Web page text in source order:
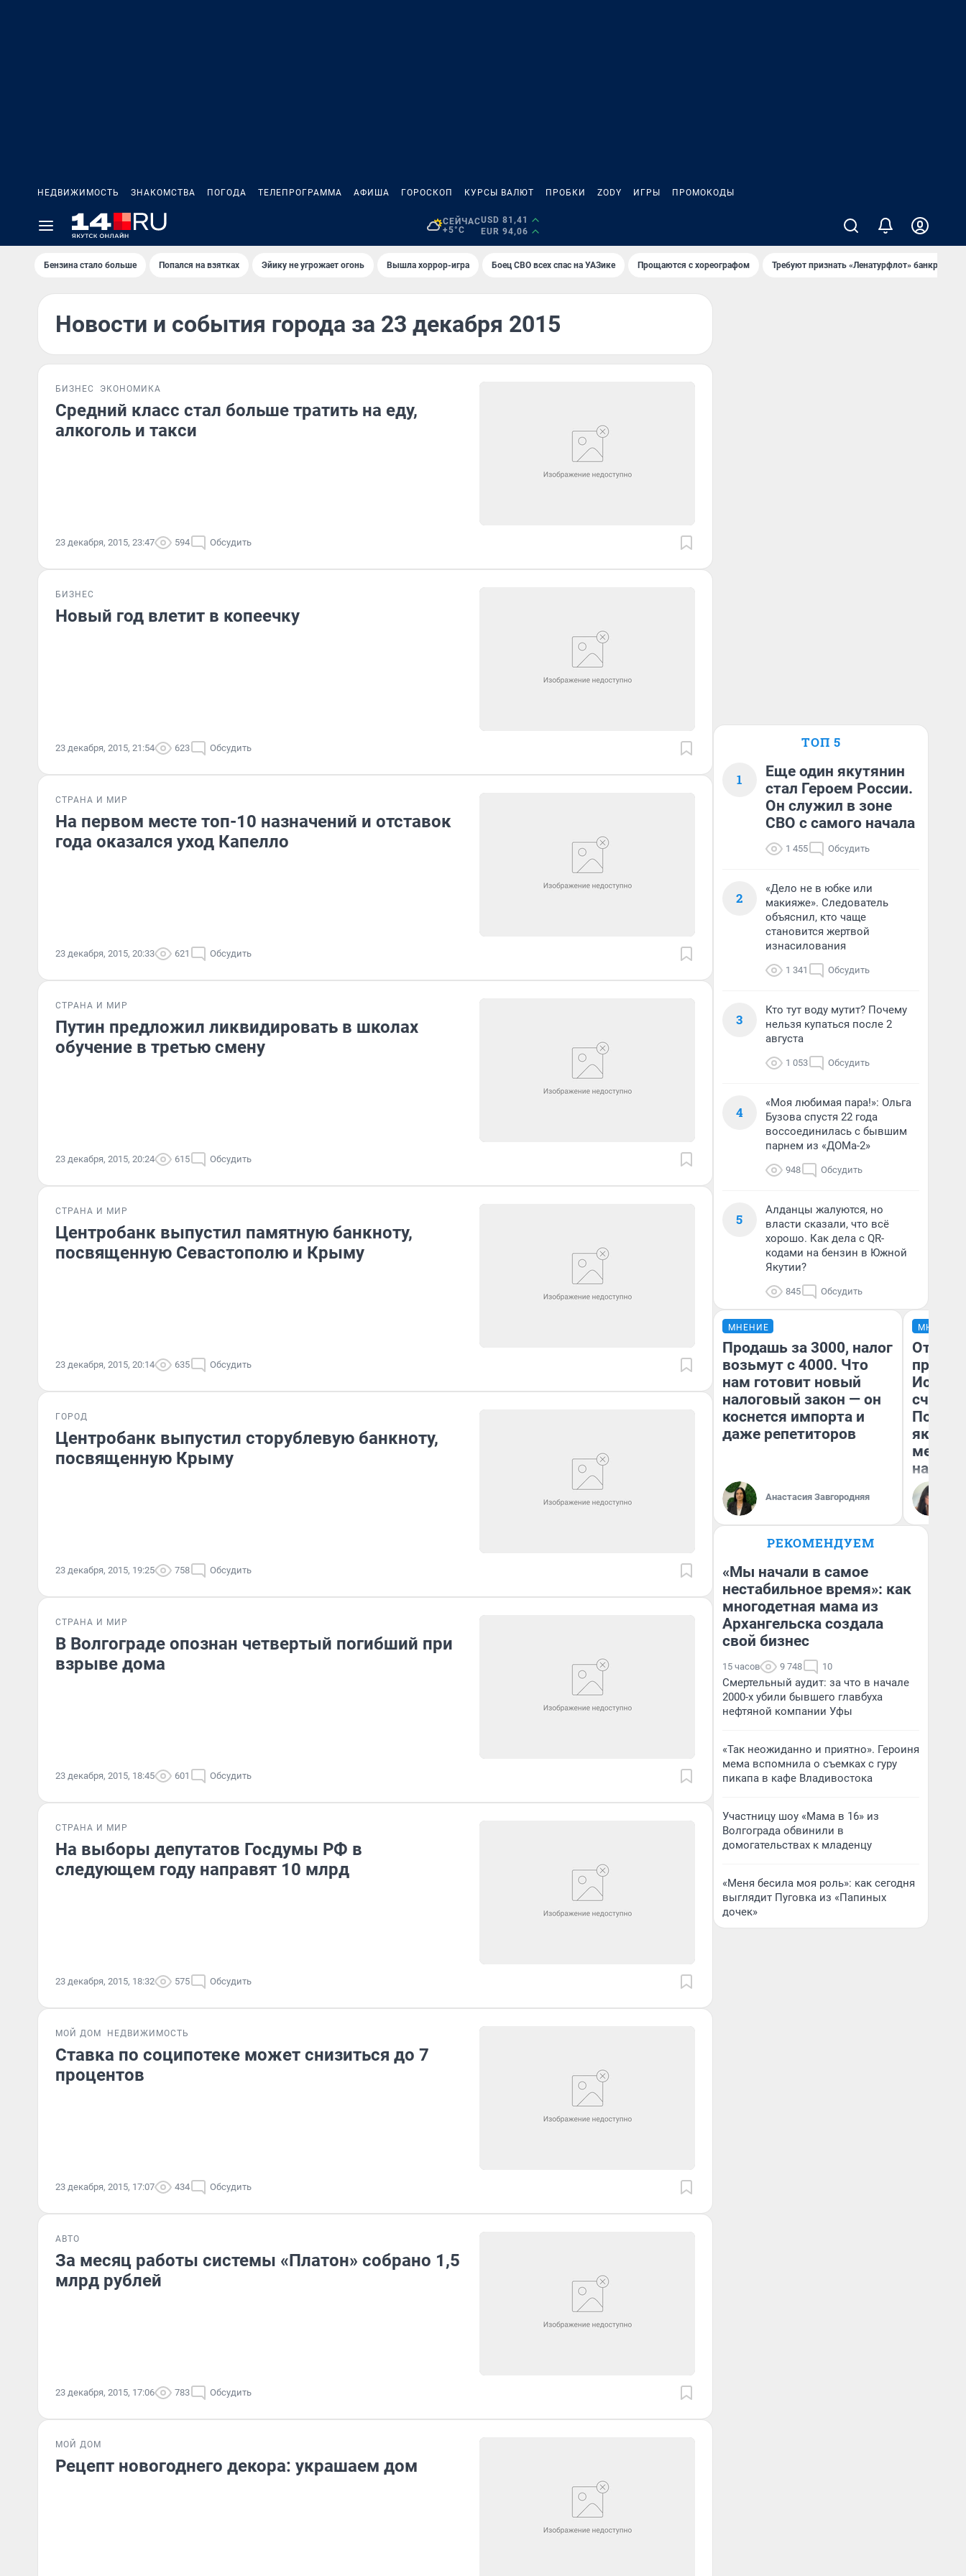
НЕДВИЖИМОСТЬ ЗНАКОМСТВА ПОГОДА ТЕЛЕПРОГРАММА АФИША ГОРОСКОП КУРСЫ ВАЛЮТ ПРОБКИ ZODY ИГРЫ ПРОМОКОДЫ
СЕЙЧАС
+5°C
USD 81,41
EUR 94,06
Бензина стало больше Попался на взятках Эйику не угрожает огонь Вышла хоррор-игра Боец СВО всех спас на УАЗике Прощаются с хореографом Требуют признать «Ленатурфлот» банкротом
Новости и события города за 23 декабря 2015
БИЗНЕС ЭКОНОМИКА
Средний класс стал больше тратить на еду,
алкоголь и такси
23 декабря, 2015, 23:47 594 Обсудить
БИЗНЕС
Новый год влетит в копеечку
23 декабря, 2015, 21:54 623 Обсудить
СТРАНА И МИР
На первом месте топ-10 назначений и отставок
года оказался уход Капелло
23 декабря, 2015, 20:33 621 Обсудить
СТРАНА И МИР
Путин предложил ликвидировать в школах
обучение в третью смену
23 декабря, 2015, 20:24 615 Обсудить
СТРАНА И МИР
Центробанк выпустил памятную банкноту,
посвященную Севастополю и Крыму
23 декабря, 2015, 20:14 635 Обсудить
ГОРОД
Центробанк выпустил сторублевую банкноту,
посвященную Крыму
23 декабря, 2015, 19:25 758 Обсудить
СТРАНА И МИР
В Волгограде опознан четвертый погибший при
взрыве дома
23 декабря, 2015, 18:45 601 Обсудить
СТРАНА И МИР
На выборы депутатов Госдумы РФ в
следующем году направят 10 млрд
23 декабря, 2015, 18:32 575 Обсудить
МОЙ ДОМ НЕДВИЖИМОСТЬ
Ставка по соципотеке может снизиться до 7
процентов
23 декабря, 2015, 17:07 434 Обсудить
АВТО
За месяц работы системы «Платон» собрано 1,5
млрд рублей
23 декабря, 2015, 17:06 783 Обсудить
МОЙ ДОМ
Рецепт новогоднего декора: украшаем дом
ТОП 5
1
Еще один якутянин
стал Героем России.
Он служил в зоне
СВО с самого начала
1 455 Обсудить
2
«Дело не в юбке или
макияже». Следователь
объяснил, кто чаще
становится жертвой
изнасилования
1 341 Обсудить
3
Кто тут воду мутит? Почему
нельзя купаться после 2
августа
1 053 Обсудить
4
«Моя любимая пара!»: Ольга
Бузова спустя 22 года
воссоединилась с бывшим
парнем из «ДОМа-2»
948 Обсудить
5
Алданцы жалуются, но
власти сказали, что всё
хорошо. Как дела с QR-
кодами на бензин в Южной
Якутии?
845 Обсудить
МНЕНИЕ
Продашь за 3000, налог
возьмут с 4000. Что
нам готовит новый
налоговый закон — он
коснется импорта и
даже репетиторов
Анастасия Завгородняя
МНЕНИЕ
метр
РЕКОМЕНДУЕМ
«Мы начали в самое
нестабильное время»: как
многодетная мама из
Архангельска создала
свой бизнес
15 часов 9 748 10
Смертельный аудит: за что в начале
2000-х убили бывшего главбуха
нефтяной компании Уфы
«Так неожиданно и приятно». Героиня
мема вспомнила о съемках с гуру
пикапа в кафе Владивостока
Участницу шоу «Мама в 16» из
Волгограда обвинили в
домогательствах к младенцу
«Меня бесила моя роль»: как сегодня
выглядит Пуговка из «Папиных
дочек»